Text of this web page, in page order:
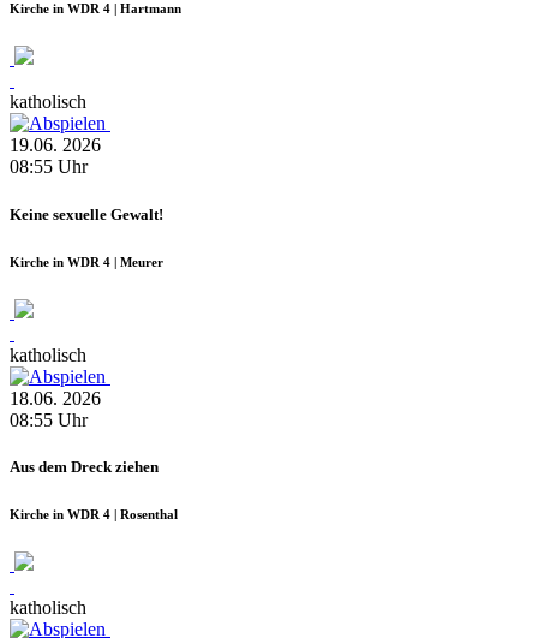
Kirche in WDR 4 | Hartmann
katholisch
19.06. 2026
08:55 Uhr
Keine sexuelle Gewalt!
Kirche in WDR 4 | Meurer
katholisch
18.06. 2026
08:55 Uhr
Aus dem Dreck ziehen
Kirche in WDR 4 | Rosenthal
katholisch